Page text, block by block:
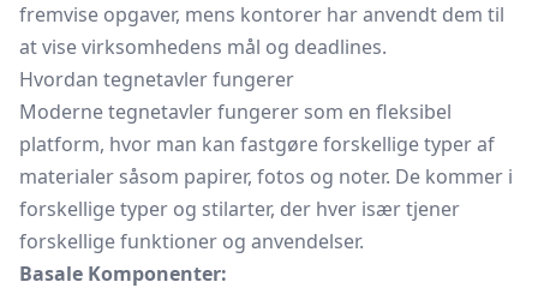
fremvise opgaver, mens kontorer har anvendt dem til
at vise virksomhedens mål og deadlines.
Hvordan tegnetavler fungerer
Moderne tegnetavler fungerer som en fleksibel
platform, hvor man kan fastgøre forskellige typer af
materialer såsom papirer, fotos og noter. De kommer i
forskellige typer og stilarter, der hver især tjener
forskellige funktioner og anvendelser.
Basale Komponenter: